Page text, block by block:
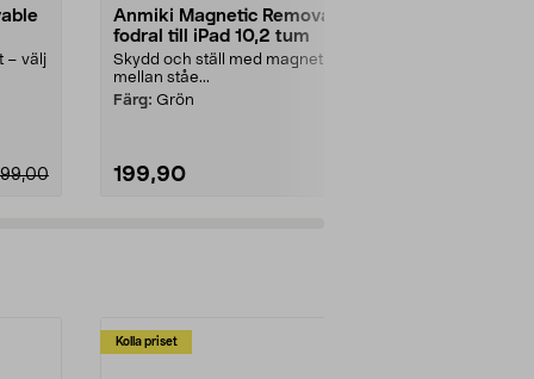
– välj
Anmiki Magnetic Removable
fodral till iPad 10,2 tum
Skydd och ställ med magnet – välj
mellan ståe...
Färg: Grön
199,90
Kolla priset